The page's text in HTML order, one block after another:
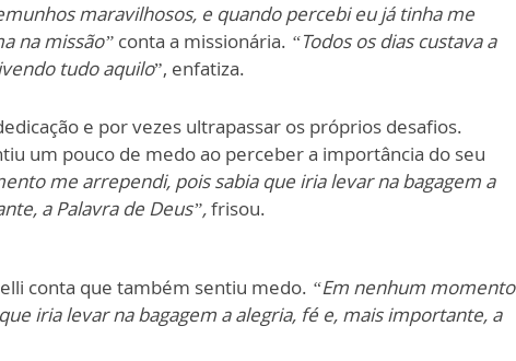
maravilhosos, e quando percebi eu já tinha me
na missão” conta a missionária. “Todos os dias custava a
tudo aquilo”, enfatiza.
e por vezes ultrapassar os próprios desafios.
um pouco de medo ao perceber a importância do seu
me arrependi, pois sabia que iria levar na bagagem a
a Palavra de Deus”,frisou.
conta que também sentiu medo. “Em nenhum momento
iria levar na bagagem a alegria, fé e, mais importante, a